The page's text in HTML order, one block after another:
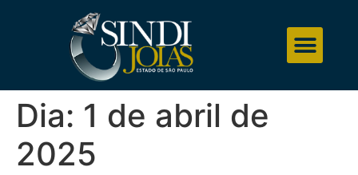
Dia: 1 de abril de
2025